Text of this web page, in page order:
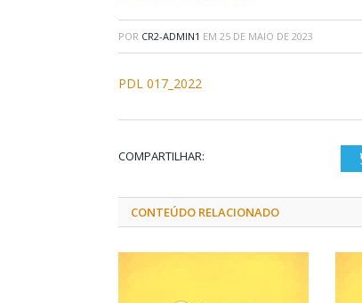
POR CR2-ADMIN1 EM 25 DE MAIO DE 2023
PDL 017_2022
COMPARTILHAR:
CONTEÚDO RELACIONADO